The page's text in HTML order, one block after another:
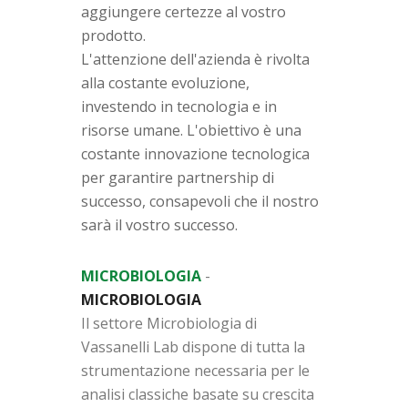
aggiungere certezze al vostro
prodotto.
L'attenzione dell'azienda è rivolta
alla costante evoluzione,
investendo in tecnologia e in
risorse umane. L'obiettivo è una
costante innovazione tecnologica
per garantire partnership di
successo, consapevoli che il nostro
sarà il vostro successo.
MICROBIOLOGIA -
MICROBIOLOGIA
Il settore Microbiologia di
Vassanelli Lab dispone di tutta la
strumentazione necessaria per le
analisi classiche basate su crescita